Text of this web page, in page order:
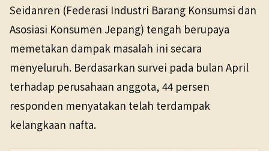
Seidanren (Federasi Industri Barang Konsumsi dan
Asosiasi Konsumen Jepang) tengah berupaya
memetakan dampak masalah ini secara
menyeluruh. Berdasarkan survei pada bulan April
terhadap perusahaan anggota, 44 persen
responden menyatakan telah terdampak
kelangkaan nafta.